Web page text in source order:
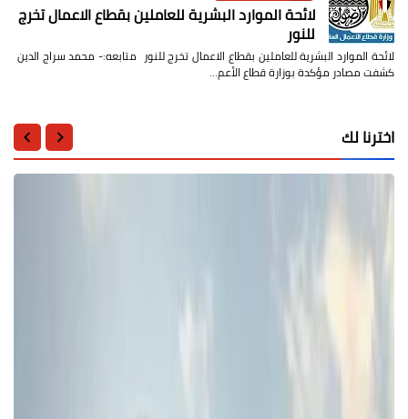
لائحة الموارد البشرية للعاملين بقطاع الاعمال تخرج
للنور
لائحة الموارد البشرية للعاملين بقطاع الاعمال تخرج للنور متابعه:- محمد سراج الدين
كشفت مصادر مؤكدة بوزارة قطاع الأعم…
اخترنا لك